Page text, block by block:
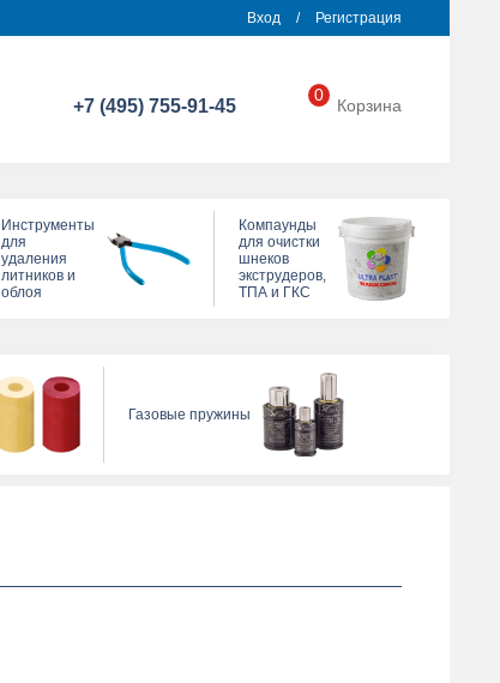
Вход / Регистрация
+7 (495) 755-91-45
0
Корзина
Инструменты
для
удаления
литников и
облоя
Компаунды
для очистки
шнеков
экструдеров,
ТПА и ГКС
Газовые пружины